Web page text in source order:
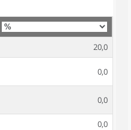
20,0
0,0
0,0
0,0